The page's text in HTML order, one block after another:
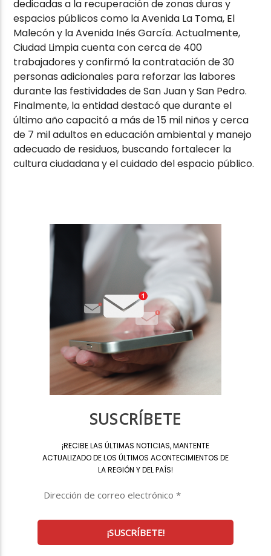
dedicadas a la recuperación de zonas duras y
espacios públicos como la Avenida La Toma, El
Malecón y la Avenida Inés García. Actualmente,
Ciudad Limpia cuenta con cerca de 400
trabajadores y confirmó la contratación de 30
personas adicionales para reforzar las labores
durante las festividades de San Juan y San Pedro.
Finalmente, la entidad destacó que durante el
último año capacitó a más de 15 mil niños y cerca
de 7 mil adultos en educación ambiental y manejo
adecuado de residuos, buscando fortalecer la
cultura ciudadana y el cuidado del espacio público.
SUSCRÍBETE
¡RECIBE LAS ÚLTIMAS NOTICIAS, MANTENTE
ACTUALIZADO DE LOS ÚLTIMOS ACONTECIMIENTOS DE
LA REGIÓN Y DEL PAÍS!